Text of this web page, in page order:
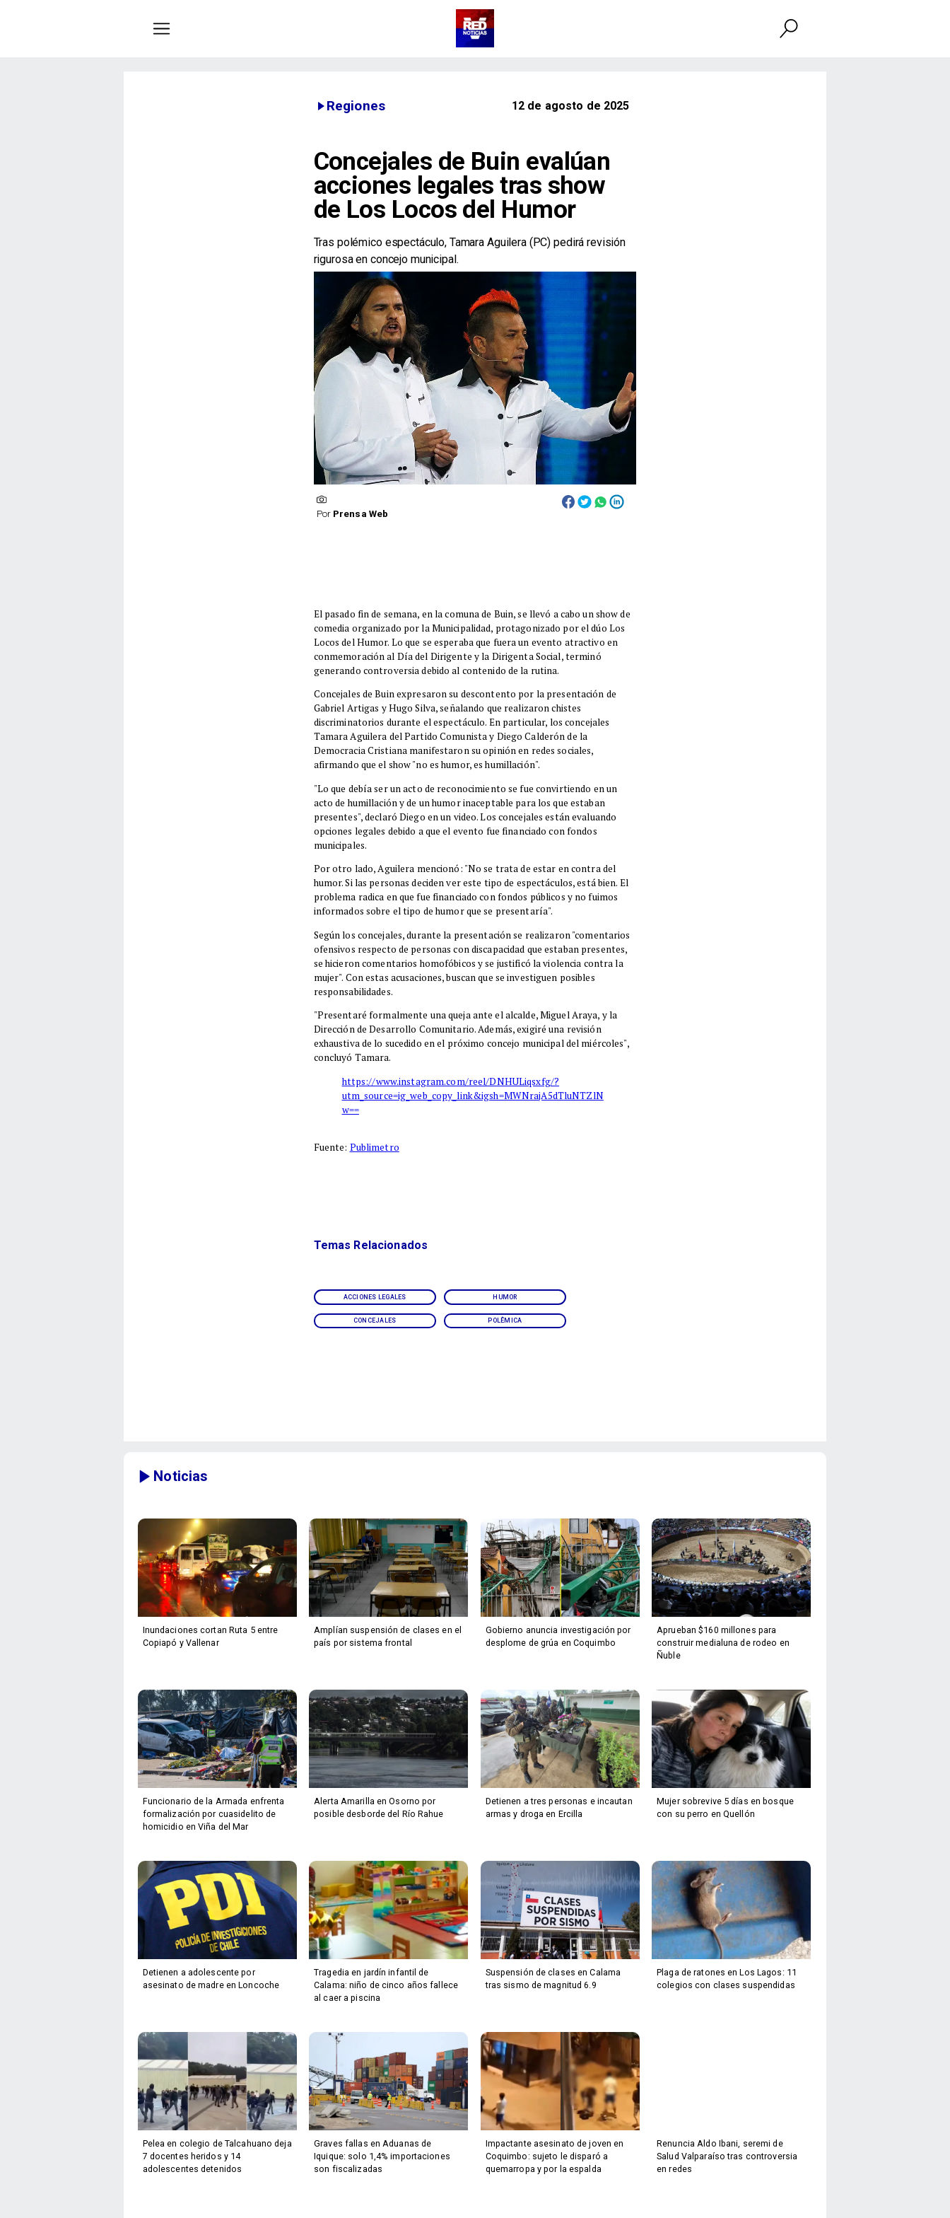
Regiones 12 de agosto de 2025
Concejales de Buin evalúan
acciones legales tras show
de Los Locos del Humor
Tras polémico espectáculo, Tamara Aguilera (PC) pedirá revisión
rigurosa en concejo municipal.
Por Prensa Web
El pasado fin de semana, en la comuna de Buin, se llevó a cabo un show de
comedia organizado por la Municipalidad, protagonizado por el dúo Los
Locos del Humor. Lo que se esperaba que fuera un evento atractivo en
conmemoración al Día del Dirigente y la Dirigenta Social, terminó
generando controversia debido al contenido de la rutina.
Concejales de Buin expresaron su descontento por la presentación de
Gabriel Artigas y Hugo Silva, señalando que realizaron chistes
discriminatorios durante el espectáculo. En particular, los concejales
Tamara Aguilera del Partido Comunista y Diego Calderón de la
Democracia Cristiana manifestaron su opinión en redes sociales,
afirmando que el show "no es humor, es humillación".
"Lo que debía ser un acto de reconocimiento se fue convirtiendo en un
acto de humillación y de un humor inaceptable para los que estaban
presentes", declaró Diego en un video. Los concejales están evaluando
opciones legales debido a que el evento fue financiado con fondos
municipales.
Por otro lado, Aguilera mencionó: "No se trata de estar en contra del
humor. Si las personas deciden ver este tipo de espectáculos, está bien. El
problema radica en que fue financiado con fondos públicos y no fuimos
informados sobre el tipo de humor que se presentaría".
Según los concejales, durante la presentación se realizaron "comentarios
ofensivos respecto de personas con discapacidad que estaban presentes,
se hicieron comentarios homofóbicos y se justificó la violencia contra la
mujer". Con estas acusaciones, buscan que se investiguen posibles
responsabilidades.
"Presentaré formalmente una queja ante el alcalde, Miguel Araya, y la
Dirección de Desarrollo Comunitario. Además, exigiré una revisión
exhaustiva de lo sucedido en el próximo concejo municipal del miércoles",
concluyó Tamara.
https://www.instagram.com/reel/DNHULiqsxfg/?
utm_source=ig_web_copy_link&igsh=MWNrajA5dTluNTZlN
w==
Fuente: Publimetro
ACCIONES LEGALES HUMOR
CONCEJALES POLÊMICA
Temas Relacionados
Noticias
Inundaciones cortan Ruta 5 entre
Copiapó y Vallenar
Amplían suspensión de clases en el
país por sistema frontal
Gobierno anuncia investigación por
desplome de grúa en Coquimbo
Aprueban $160 millones para
construir medialuna de rodeo en
Ñuble
Funcionario de la Armada enfrenta
formalización por cuasidelito de
homicidio en Viña del Mar
Alerta Amarilla en Osorno por
posible desborde del Río Rahue
Detienen a tres personas e incautan
armas y droga en Ercilla
Mujer sobrevive 5 días en bosque
con su perro en Quellón
Detienen a adolescente por
asesinato de madre en Loncoche
Tragedia en jardín infantil de
Calama: niño de cinco años fallece
al caer a piscina
Suspensión de clases en Calama
tras sismo de magnitud 6.9
Plaga de ratones en Los Lagos: 11
colegios con clases suspendidas
Pelea en colegio de Talcahuano deja
7 docentes heridos y 14
adolescentes detenidos
Graves fallas en Aduanas de
Iquique: solo 1,4% importaciones
son fiscalizadas
Impactante asesinato de joven en
Coquimbo: sujeto le disparó a
quemarropa y por la espalda
Renuncia Aldo Ibani, seremi de
Salud Valparaíso tras controversia
en redes